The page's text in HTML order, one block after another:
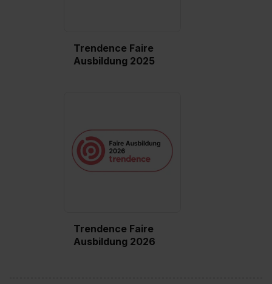
Trendence Faire
Ausbildung 2025
Trendence Faire
Ausbildung 2026